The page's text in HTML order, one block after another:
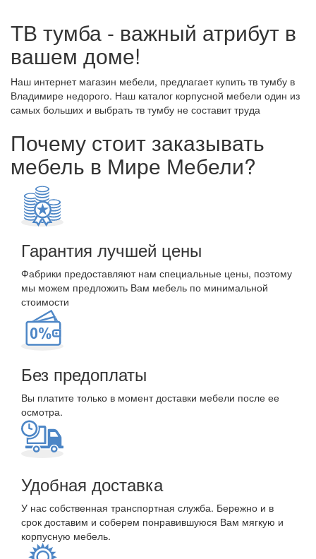
ТВ тумба - важный атрибут в
вашем доме!
Наш интернет магазин мебели, предлагает купить тв тумбу в
Владимире недорого. Наш каталог корпусной мебели один из
самых больших и выбрать тв тумбу не составит труда
Почему стоит заказывать
мебель в Мире Мебели?
Гарантия лучшей цены
Фабрики предоставляют нам специальные цены, поэтому
мы можем предложить Вам мебель по минимальной
стоимости
Без предоплаты
Вы платите только в момент доставки мебели после ее
осмотра.
Удобная доставка
У нас собственная транспортная служба. Бережно и в
срок доставим и соберем понравившуюся Вам мягкую и
корпусную мебель.